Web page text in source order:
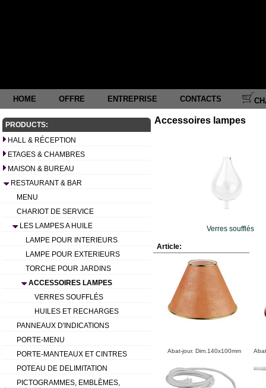
HOME OFFRE ENTREPRISE CONTACTS
PRODUCTS:
HALL & RÉCEPTION
ETAGES & CHAMBRES
MAISON & BUREAU
RESTAURANT & BAR
MENU
CHARIOT DE SERVICE
LES LAMPES A HUILE
LAMPE POUR INTERIEURS
LAMPE POUR EXTERIEURS
TORCHE POUR JARDINS
ACCESSOIRES LAMPES
VERRES SOUFFLÉS
HUILES ET RECHARGES
PANNEAUX D'INDICATIONS
PORTE-MENU
PORTE-MANTEAUX ET CINTRES
POTEAU DE DELIMITATION
PICTOGRAMMES, EMBLÈMES,
Accessoires lampes
Verres soufflés
Article:
Abat-jour. Dim.140x100mm